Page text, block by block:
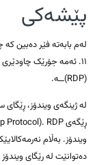
پێشەکی
لەم بابەتە فێر دەبین
(RDP)ــە.
لە ژینگەی ویندۆز،
دەتوانێت لە رێگای